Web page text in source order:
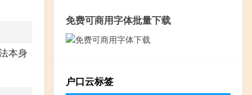
本身
免费可商用字体批量下载
户口云标签